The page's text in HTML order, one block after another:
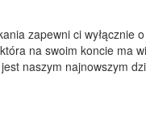
zapewni ci wyłącznie
na swoim koncie ma
naszym najnowszym